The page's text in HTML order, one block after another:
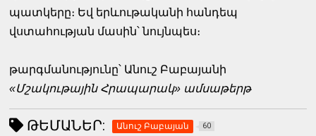
պատկերը։ Եվ երևութականի հանդեպ
վստահության մասին՝ նույնպես։
թարգմանությունը՝ Անուշ Բաբայանի
«Մշակութային Հրապարակ» ամսաթերթ
ԹԵՄԱՆԵՐ: Անուշ Բաբայան 60